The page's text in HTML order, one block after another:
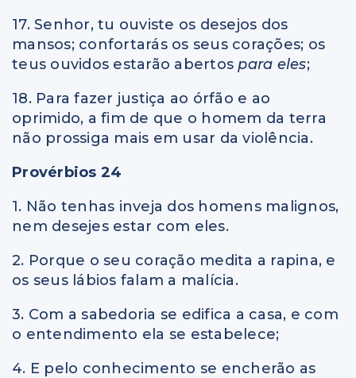
17. Senhor, tu ouviste os desejos dos
mansos; confortarás os seus corações; os
teus ouvidos estarão abertospara eles;
18. Para fazer justiça ao órfão e ao
oprimido, a fim de que o homem da terra
não prossiga mais em usar da violência.
Provérbios 24
1. Não tenhas inveja dos homens malignos,
nem desejes estar com eles.
2. Porque o seu coração medita a rapina, e
os seus lábios falam a malícia.
3. Com a sabedoria se edifica a casa, e com
o entendimento ela se estabelece;
4. E pelo conhecimento se encherão as